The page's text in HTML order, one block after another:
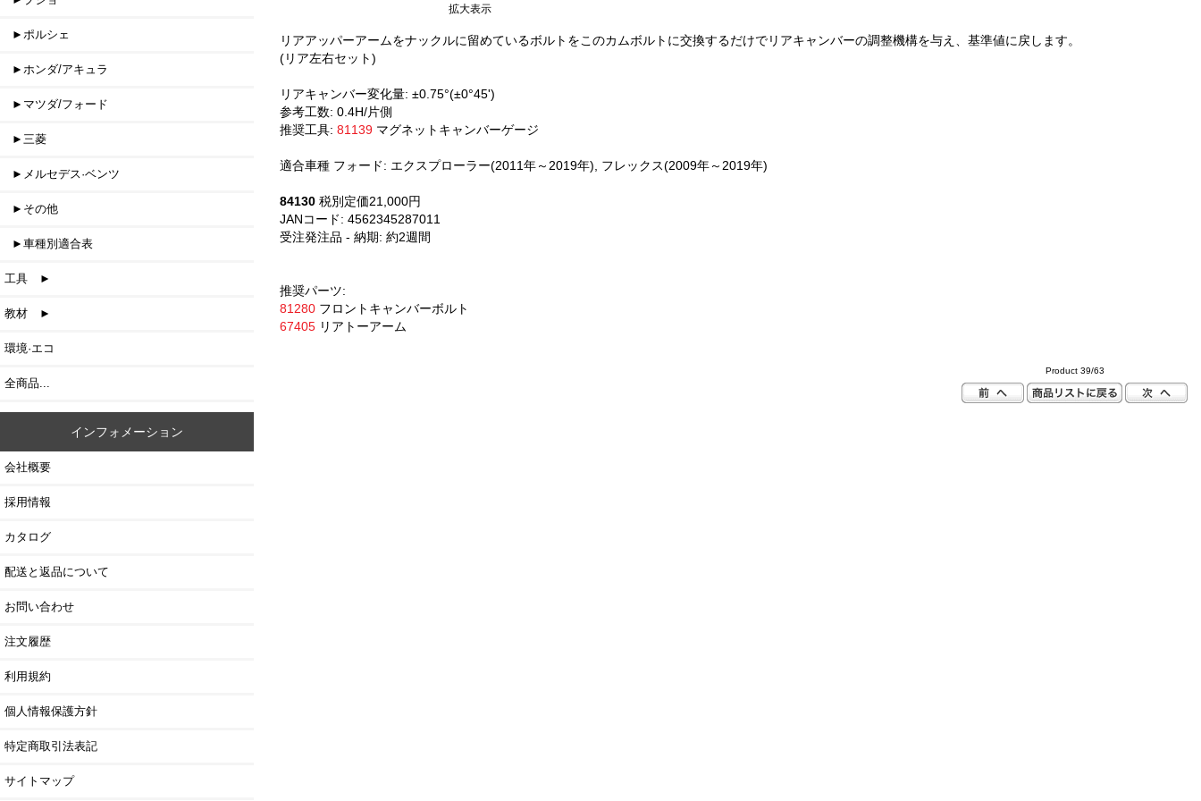
►ポルシェ
►ホンダ/アキュラ
►マツダ/フォード
►三菱
►メルセデス·ベンツ
►その他
►車種別適合表
工具 ►
教材 ►
環境·エコ
全商品...
インフォメーション
会社概要
採用情報
カタログ
配送と返品について
お問い合わせ
注文履歴
利用規約
個人情報保護方針
特定商取引法表記
サイトマップ
拡大表示
リアアッパーアームをナックルに留めているボルトをこのカムボルトに交換するだけでリアキャンバーの調整機構を与え、基準値に戻します。
(リア左右セット)
リアキャンバー変化量: ±0.75°(±0°45')
参考工数: 0.4H/片側
推奨工具:81139 マグネットキャンバーゲージ
適合車種 フォード: エクスプローラー(2011年～2019年), フレックス(2009年～2019年)
84130 税別定価21,000円
JANコード: 4562345287011
受注発注品 - 納期: 約2週間
推奨パーツ:
81280 フロントキャンバーボルト
67405 リアトーアーム
Product 39/63